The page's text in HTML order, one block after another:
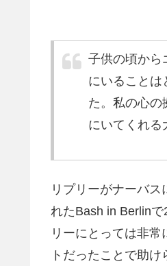
子供の頃から
にいることは
た。私の心の
にいてくれる
リプリーがナーバ
れたBash in Berlin
リーにとっては非
トだったことで助け